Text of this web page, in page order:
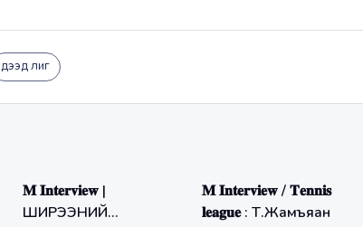
дээд лиг
𝐌 𝐈𝐧𝐭𝐞𝐫𝐯𝐢𝐞𝐰 |
ШИРЭЭНИЙ
𝐌 𝐈𝐧𝐭𝐞𝐫𝐯𝐢𝐞𝐰 / 𝐓𝐞𝐧𝐧𝐢𝐬
𝐥𝐞𝐚𝐠𝐮𝐞 : Т.Жамъяан